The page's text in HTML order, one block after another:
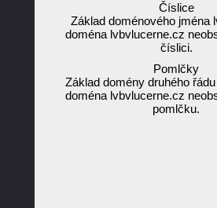
Číslice
Základ doménového jména
doména lvbvlucerne.cz
číslici.
Pomlčky
Základ domény druhého
doména lvbvlucerne.cz
pomlčku.